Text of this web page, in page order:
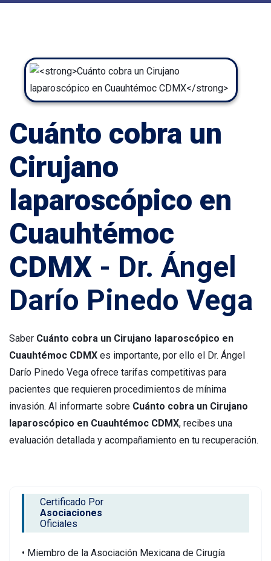
Cuánto cobra un
Cirujano
laparoscópico en
Cuauhtémoc
CDMX - Dr. Ángel
Darío Pinedo Vega
Saber Cuánto cobra un Cirujano laparoscópico en
Cuauhtémoc CDMX es importante, por ello el Dr. Ángel
Darío Pinedo Vega ofrece tarifas competitivas para
pacientes que requieren procedimientos de mínima
invasión. Al informarte sobre Cuánto cobra un Cirujano
laparoscópico en Cuauhtémoc CDMX, recibes una
evaluación detallada y acompañamiento en tu recuperación.
Certificado Por
Asociaciones
Oficiales
• Miembro de la Asociación Mexicana de Cirugía